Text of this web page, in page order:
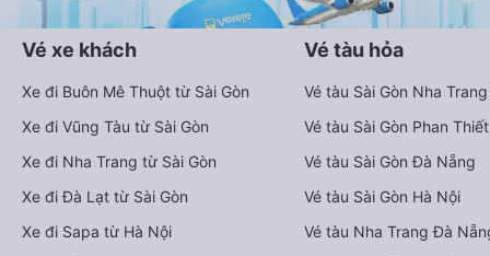
Vé xe khách
Xe đi Buôn Mê Thuột từ Sài Gòn
Xe đi Vũng Tàu từ Sài Gòn
Xe đi Nha Trang từ Sài Gòn
Xe đi Đà Lạt từ Sài Gòn
Xe đi Sapa từ Hà Nội
Vé tàu hỏa
Vé tàu Sài Gòn Nha Trang
Vé tàu Sài Gòn Phan Thiết
Vé tàu Sài Gòn Đà Nẵng
Vé tàu Sài Gòn Hà Nội
Vé tàu Nha Trang Đà